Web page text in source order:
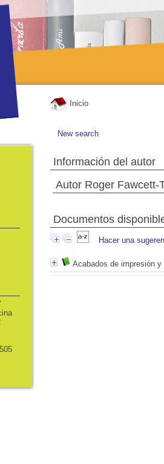
Inicio
New search
Información del autor
Autor Roger Fawcett-
Documentos
Hacer una
Acabados de impresión